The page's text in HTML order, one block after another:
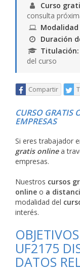
Curso
consulta
Modalidad
Duración
Titulación:
del curso
Compartir
CURSO GRATIS
EMPRESAS
Si eres trabajador
gratis onlinea
empresas.
Nuestros cursos
online o a
modalidad del
interés.
UF2175
DATOS